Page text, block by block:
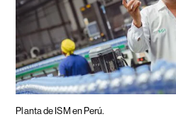
Planta de ISM en Perú.